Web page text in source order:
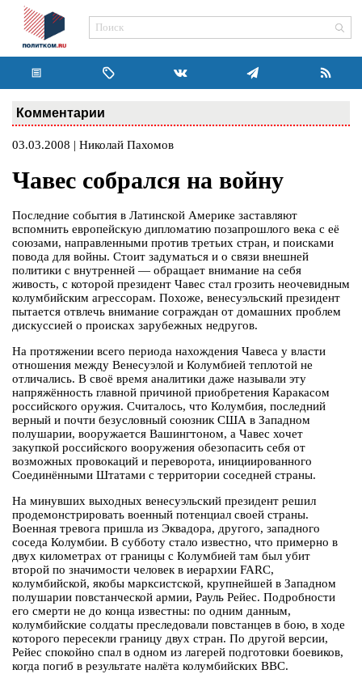
Комментарии
03.03.2008 | Николай Пахомов
Чавес собрался на войну
Последние события в Латинской Америке заставляют
вспомнить европейскую дипломатию позапрошлого века с её
союзами, направленными против третьих стран, и поисками
повода для войны. Стоит задуматься и о связи внешней
политики с внутренней — обращает внимание на себя
живость, с которой президент Чавес стал грозить неочевидным
колумбийским агрессорам. Похоже, венесуэльский президент
пытается отвлечь внимание сограждан от домашних проблем
дискуссией о происках зарубежных недругов.
На протяжении всего периода нахождения Чавеса у власти
отношения между Венесуэлой и Колумбией теплотой не
отличались. В своё время аналитики даже называли эту
напряжённость главной причиной приобретения Каракасом
российского оружия. Считалось, что Колумбия, последний
верный и почти безусловный союзник США в Западном
полушарии, вооружается Вашингтоном, а Чавес хочет
закупкой российского вооружения обезопасить себя от
возможных провокаций и переворота, инициированного
Соединёнными Штатами с территории соседней страны.
На минувших выходных венесуэльский президент решил
продемонстрировать военный потенциал своей страны.
Военная тревога пришла из Эквадора, другого, западного
соседа Колумбии. В субботу стало известно, что примерно в
двух километрах от границы с Колумбией там был убит
второй по значимости человек в иерархии FARC,
колумбийской, якобы марксистской, крупнейшей в Западном
полушарии повстанческой армии, Рауль Рейес. Подробности
его смерти не до конца известны: по одним данным,
колумбийские солдаты преследовали повстанцев в бою, в ходе
которого пересекли границу двух стран. По другой версии,
Рейес спокойно спал в одном из лагерей подготовки боевиков,
когда погиб в результате налёта колумбийских ВВС.